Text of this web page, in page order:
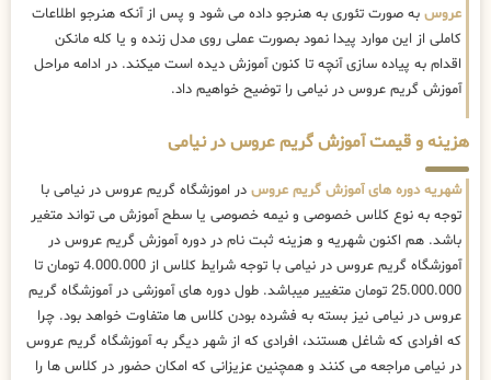
عروس به صورت تئوری به هنرجو داده می شود و پس از آنکه هنرجو اطلاعات
کاملی از این موارد پیدا نمود بصورت عملی روی مدل زنده و یا کله مانکن
اقدام به پیاده سازی آنچه تا کنون آموزش دیده است میکند. در ادامه مراحل
آموزش گریم عروس در نیامی را توضیح خواهیم داد.
هزینه و قیمت آموزش گریم عروس در نیامی
شهریه دوره های آموزش گریم عروس در اموزشگاه گریم عروس در نیامی با
توجه به نوع کلاس خصوصی و نیمه خصوصی یا سطح آموزش می تواند متغیر
باشد. هم اکنون شهریه و هزینه ثبت نام در دوره آموزش گریم عروس در
آموزشگاه گریم عروس در نیامی با توجه شرایط کلاس از 4.000.000 تومان تا
25.000.000 تومان متغییر میباشد. طول دوره های آموزشی در آموزشگاه گریم
عروس در نیامی نیز بسته به فشرده بودن کلاس ها متفاوت خواهد بود. چرا
که افرادی که شاغل هستند، افرادی که از شهر دیگر به آموزشگاه گریم عروس
در نیامی مراجعه می کنند و همچنین عزیزانی که امکان حضور در کلاس ها را